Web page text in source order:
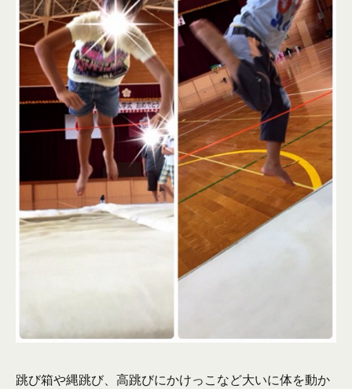
跳び箱や縄跳び、高跳びにかけっこなど大いに体を動か